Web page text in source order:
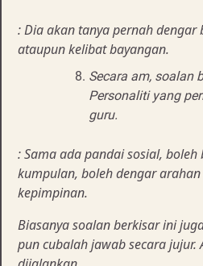
: Dia akan tanya pernah
ataupun kelibat bayangan.
Secara am, soalan
Personaliti yang
guru.
: Sama ada pandai sosial, boleh
kumpulan, boleh dengar
kepimpinan.
Biasanya soalan berkisar ini
pun cubalah jawab secara jujur.